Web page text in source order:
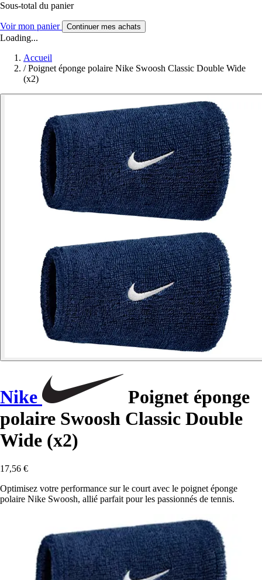
Sous-total du panier
Voir mon panier Continuer mes achats
Loading...
Accueil
/ Poignet éponge polaire Nike Swoosh Classic Double Wide
(x2)
Nike
Poignet éponge
polaire Swoosh Classic Double
Wide (x2)
17,56 €
Optimisez votre performance sur le court avec le poignet éponge
polaire Nike Swoosh, allié parfait pour les passionnés de tennis.